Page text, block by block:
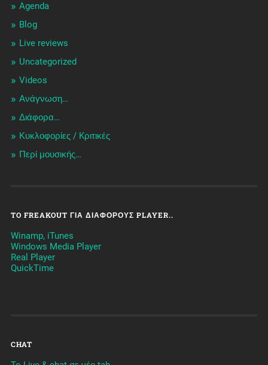
Agenda
Blog
Live reviews
Uncategorized
Videos
Ανάγνωση…
Διάφορα…
Κυκλοφορίες / Kριτικές
Περί μουσικής…
TO FREAKOUT ΓΙΑ ΔΙΆΦΟΡΟΥΣ PLAYER..
Winamp, iTunes
Windows Media Player
Real Player
QuickTime
CHAT